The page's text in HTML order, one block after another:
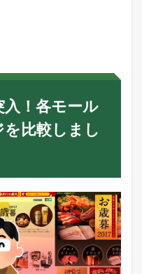
！各モール
比較しまし